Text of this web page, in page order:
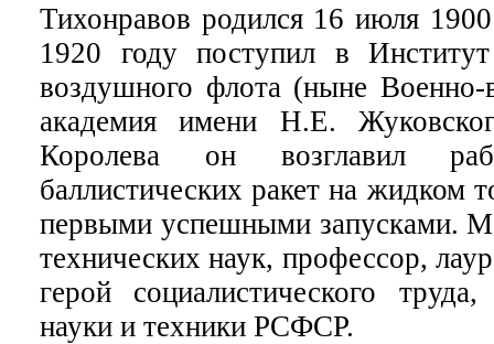
Тихонравов родился 16 июля
1920 году поступил в
воздушного флота (ныне Военно-
академия имени Н.Е.
Королева он возглавил
баллистических ракет на жидком
первыми успешными запусками.
технических наук, профессор,
герой социалистического
науки и техники РСФСР.